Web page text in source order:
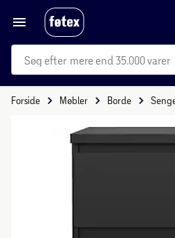
mere end 35.000 varer
Forside Møbler Borde